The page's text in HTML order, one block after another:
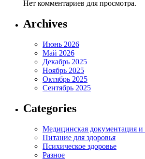
Нет комментариев для просмотра.
Archives
Июнь 2026
Май 2026
Декабрь 2025
Ноябрь 2025
Октябрь 2025
Сентябрь 2025
Categories
Медицинская документация и
Питание для здоровья
Психическое здоровье
Разное